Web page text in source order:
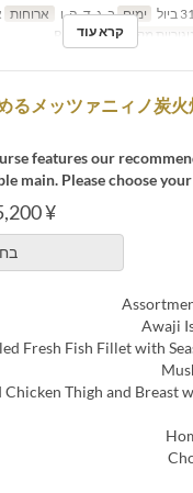
ימים ב, ג, ד, ה, ו ארוחות
מקום Restaurant
קרא עוד
楽しめるメッツァニィノ炭
features our
main. Please choose
¥ 5,200
Fresh Fish Fillet with
Chicken Thigh and Breast